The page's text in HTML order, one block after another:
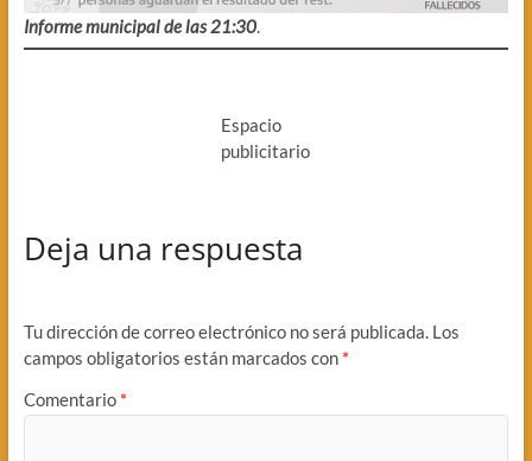
Informe municipal de las 21:30.
Espacio
publicitario
Deja una respuesta
Tu dirección de correo electrónico no será publicada. Los
campos obligatorios están marcados con *
Comentario *